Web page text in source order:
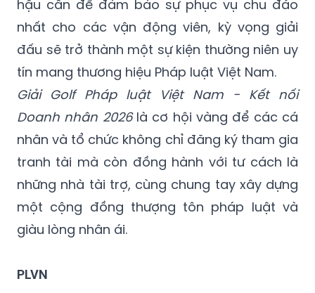
hậu cần để đảm bảo sự phục vụ chu đáo
nhất cho các vận động viên, kỳ vọng giải
đấu sẽ trở thành một sự kiện thường niên uy
tín mang thương hiệu Pháp luật Việt Nam.
Giải Golf Pháp luật Việt Nam - Kết nối
Doanh nhân 2026 là cơ hội vàng để các cá
nhân và tổ chức không chỉ đăng ký tham gia
tranh tài mà còn đồng hành với tư cách là
những nhà tài trợ, cùng chung tay xây dựng
một cộng đồng thượng tôn pháp luật và
giàu lòng nhân ái.
PLVN